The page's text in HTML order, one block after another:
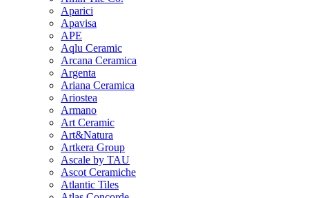
Aparici
Apavisa
APE
Aqlu Ceramic
Arcana Ceramica
Argenta
Ariana Ceramica
Ariostea
Armano
Art Ceramic
Art&Natura
Artkera Group
Ascale by TAU
Ascot Ceramiche
Atlantic Tiles